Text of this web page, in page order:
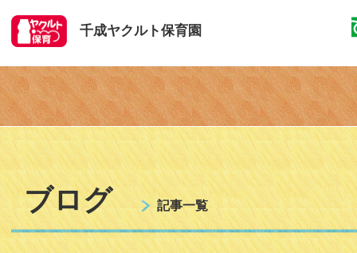
千成ヤクルト保育園
ブログ 記事一覧